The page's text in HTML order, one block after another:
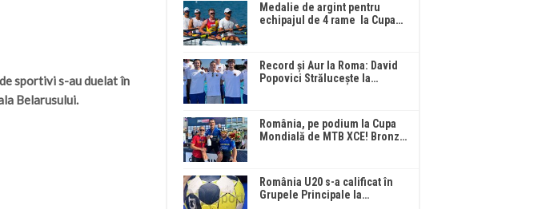
sportivi s-au duelat în
Belarusului.
Medalie de argint pentru
echipajul de 4 rame la Cupa…
Record și Aur la Roma: David
Popovici Strălucește la…
România, pe podium la Cupa
Mondială de MTB XCE! Bronz…
România U20 s-a calificat în
Grupele Principale la…